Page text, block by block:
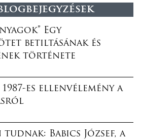
Egy
betiltásának és
története
es ellenvélemény a
Babics József, a